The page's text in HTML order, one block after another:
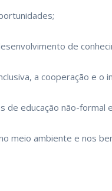
de
a cooperação e o
educação não-
meio ambiente e nos